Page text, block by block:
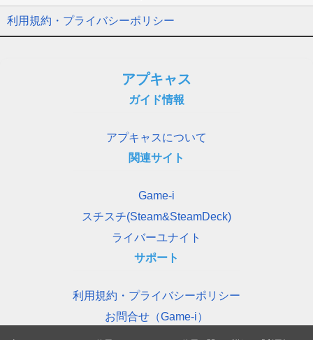
利用規約・プライバシーポリシー
アプキャス
ガイド情報
アプキャスについて
関連サイト
Game-i
スチスチ(Steam&SteamDeck)
ライバーユナイト
サポート
利用規約・プライバシーポリシー
お問合せ（Game-i）